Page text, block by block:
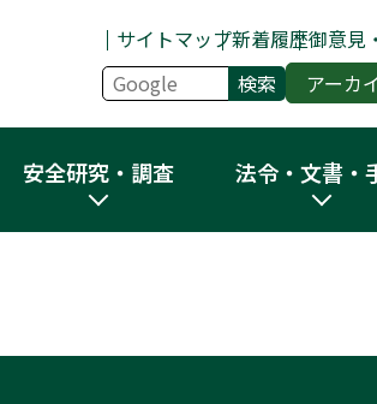
サイトマップ新着履歴御意見
アーカ
安全研究・調査 法令・文書・